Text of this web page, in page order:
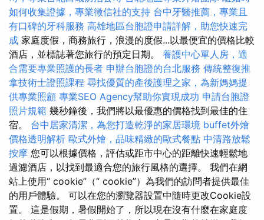
如何收集證據，專業徵信社的支持 台中牙醫推薦，專業且
有口碑的牙科服務 高雄地區台胞證申請詳解，助您快速完
成 家庭度假，商務旅行，浪漫的度假...以最便宜的價格比較
酒店，並標誌著您旅行的預定日期。 養護中心單人房，適
合需要專業照護的長者 申辦台胞證的台北服務 傳統整復推
拿技術士證照課程 尋找優質的產後護理之家，為新媽媽提
供專業照顧 專業SEO Agency幫助你實現成功 申請台胞證
照片規範 幾秒鐘後，我們將以最優惠的價格找到最佳的住
宿。 台中居家清潔，為您打造乾淨的家居環境 buffet外燴
價格透明解析 歐式外燴，品味精緻的歐式餐點 中清路放鬆
按摩 您可以根據價格，評估或距市中心的距離快速輕鬆地
過濾酒店，以找到最適合您的旅行風格的選擇。 我們在網
站上使用“ cookie”（“ cookie”）為我們的訪問者提供最佳
的用戶體驗。 可以在您的瀏覽器設置中隨時更改Cookie設
置。 這是假期，暑假開始了，所以現在沒有什麼在家庭度